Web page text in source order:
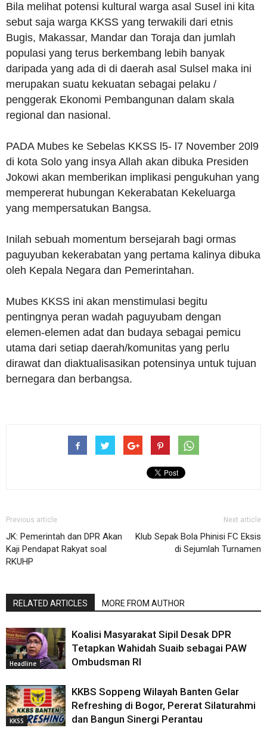
Bila melihat potensi kultural warga asal Susel ini kita
sebut saja warga KKSS yang terwakili dari etnis
Bugis, Makassar, Mandar dan Toraja dan jumlah
populasi yang terus berkembang lebih banyak
daripada yang ada di di daerah asal Sulsel maka ini
merupakan suatu kekuatan sebagai pelaku /
penggerak Ekonomi Pembangunan dalam skala
regional dan nasional.
PADA Mubes ke Sebelas KKSS l5- l7 November 20l9
di kota Solo yang insya Allah akan dibuka Presiden
Jokowi akan memberikan implikasi pengukuhan yang
mempererat hubungan Kekerabatan Kekeluarga
yang mempersatukan Bangsa.
Inilah sebuah momentum bersejarah bagi ormas
paguyuban kekerabatan yang pertama kalinya dibuka
oleh Kepala Negara dan Pemerintahan.
Mubes KKSS ini akan menstimulasi begitu
pentingnya peran wadah paguyubam dengan
elemen-elemen adat dan budaya sebagai pemicu
utama dari setiap daerah/komunitas yang perlu
dirawat dan diaktualisasikan potensinya untuk tujuan
bernegara dan berbangsa.
Previous article
JK: Pemerintah dan DPR Akan
Kaji Pendapat Rakyat soal
RKUHP
Next article
Klub Sepak Bola Phinisi FC Eksis
di Sejumlah Turnamen
RELATED ARTICLES MORE FROM AUTHOR
Headline
Koalisi Masyarakat Sipil Desak DPR
Tetapkan Wahidah Suaib sebagai PAW
Ombudsman RI
KKSS
KKBS Soppeng Wilayah Banten Gelar
Refreshing di Bogor, Pererat Silaturahmi
dan Bangun Sinergi Perantau